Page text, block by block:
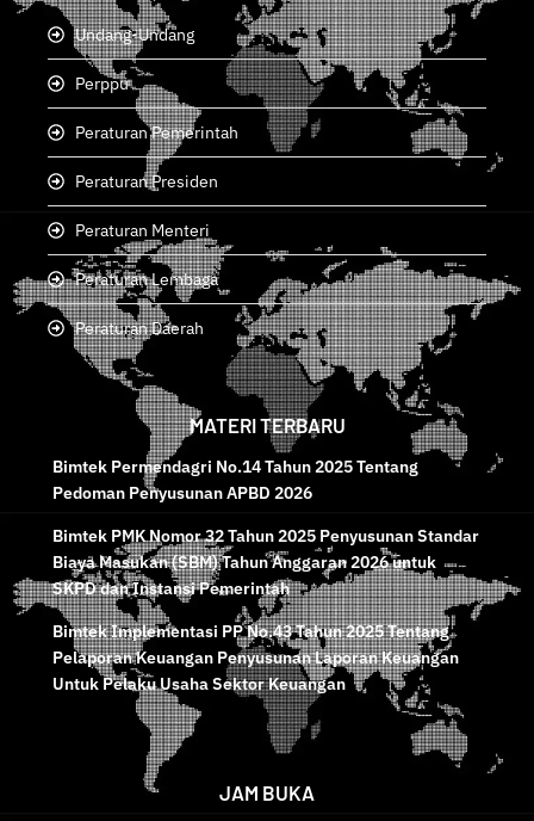
Undang-Undang
Perppu
Peraturan Pemerintah
Peraturan Presiden
Peraturan Menteri
Peraturan Lembaga
Peraturan Daerah
MATERI TERBARU
Bimtek Permendagri No.14 Tahun 2025 Tentang
Pedoman Penyusunan APBD 2026
Bimtek PMK Nomor 32 Tahun 2025 Penyusunan Standar
Biaya Masukan (SBM) Tahun Anggaran 2026 untuk
SKPD dan Instansi Pemerintah
Bimtek Implementasi PP No.43 Tahun 2025 Tentang
Pelaporan Keuangan Penyusunan Laporan Keuangan
Untuk Pelaku Usaha Sektor Keuangan
JAM BUKA